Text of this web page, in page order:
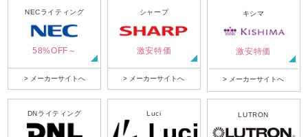
NECライティング
58%OFF～
> メーカーサイトへ
シャープ
激安特価
> メーカーサイトへ
キシマ
激安特価
> メーカーサイトへ
DNライティング Luci LUTRON